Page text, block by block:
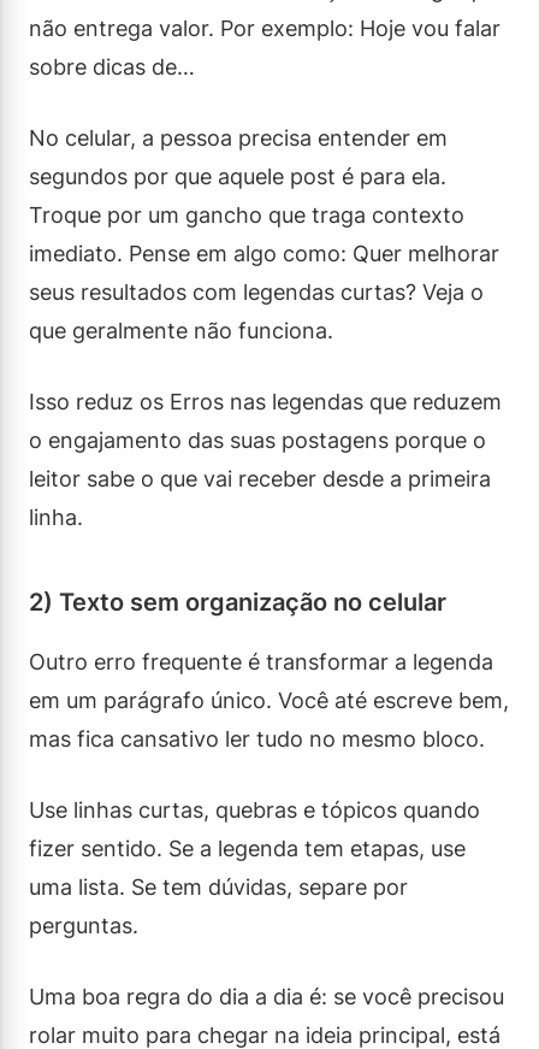
não entrega valor. Por exemplo: Hoje vou falar
sobre dicas de…
No celular, a pessoa precisa entender em
segundos por que aquele post é para ela.
Troque por um gancho que traga contexto
imediato. Pense em algo como: Quer melhorar
seus resultados com legendas curtas? Veja o
que geralmente não funciona.
Isso reduz os Erros nas legendas que reduzem
o engajamento das suas postagens porque o
leitor sabe o que vai receber desde a primeira
linha.
2) Texto sem organização no celular
Outro erro frequente é transformar a legenda
em um parágrafo único. Você até escreve bem,
mas fica cansativo ler tudo no mesmo bloco.
Use linhas curtas, quebras e tópicos quando
fizer sentido. Se a legenda tem etapas, use
uma lista. Se tem dúvidas, separe por
perguntas.
Uma boa regra do dia a dia é: se você precisou
rolar muito para chegar na ideia principal, está